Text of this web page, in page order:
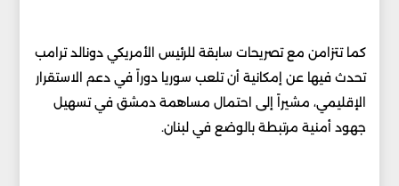
كما تتزامن مع تصريحات سابقة للرئيس الأمريكي دونالد ترامب
تحدث فيها عن إمكانية أن تلعب سوريا دوراً في دعم الاستقرار
الإقليمي، مشيراً إلى احتمال مساهمة دمشق في تسهيل
جهود أمنية مرتبطة بالوضع في لبنان.